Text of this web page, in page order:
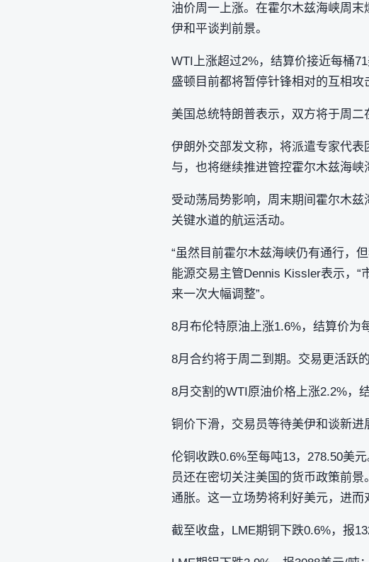
油价周一上涨。在霍尔木兹海峡周
伊和平谈判前景。
WTI上涨超过2%，结算价接近每桶
盛顿目前都将暂停针锋相对的互相攻
美国总统特朗普表示，双方将于周二
伊朗外交部发文称，将派遣专家代
与，也将继续推进管控霍尔木兹海峡
受动荡局势影响，周末期间霍尔木
关键水道的航运活动。
“虽然目前霍尔木兹海峡仍有通行，
能源交易主管Dennis Kissler表示，
来一次大幅调整”。
8月布伦特原油上涨1.6%，结算价为
8月合约将于周二到期。交易更活跃
8月交割的WTI原油价格上涨2.2%，
铜价下滑，交易员等待美伊和谈新进
伦铜收跌0.6%至每吨13，278.50美
员还在密切关注美国的货币政策前
通胀。这一立场势将利好美元，进而
截至收盘，LME期铜下跌0.6%，报